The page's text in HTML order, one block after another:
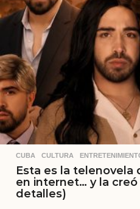
CUBA ,CULTURA ,
Esta es la telenovela
en internet… y la
detalles)